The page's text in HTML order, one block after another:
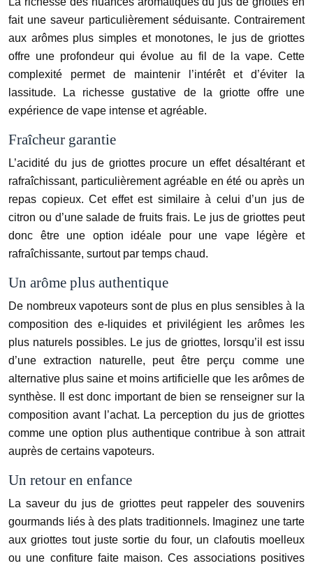
fait une saveur particulièrement séduisante. Contrairement
aux arômes plus simples et monotones, le jus de griottes
offre une profondeur qui évolue au fil de la vape. Cette
complexité permet de maintenir l’intérêt et d’éviter la
lassitude. La richesse gustative de la griotte offre une
expérience de vape intense et agréable.
Fraîcheur garantie
L’acidité du jus de griottes procure un effet désaltérant et
rafraîchissant, particulièrement agréable en été ou après un
repas copieux. Cet effet est similaire à celui d’un jus de
citron ou d’une salade de fruits frais. Le jus de griottes peut
donc être une option idéale pour une vape légère et
rafraîchissante, surtout par temps chaud.
Un arôme plus authentique
De nombreux vapoteurs sont de plus en plus sensibles à la
composition des e-liquides et privilégient les arômes les
plus naturels possibles. Le jus de griottes, lorsqu’il est issu
d’une extraction naturelle, peut être perçu comme une
alternative plus saine et moins artificielle que les arômes de
synthèse. Il est donc important de bien se renseigner sur la
composition avant l’achat. La perception du jus de griottes
comme une option plus authentique contribue à son attrait
auprès de certains vapoteurs.
Un retour en enfance
La saveur du jus de griottes peut rappeler des souvenirs
gourmands liés à des plats traditionnels. Imaginez une tarte
aux griottes tout juste sortie du four, un clafoutis moelleux
ou une confiture faite maison. Ces associations positives